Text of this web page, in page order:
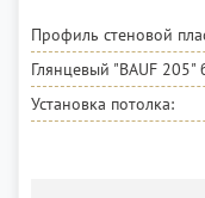
Профиль стеновой
Глянцевый "BAUF 205"
Установка потолка: